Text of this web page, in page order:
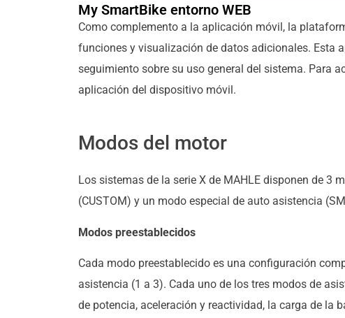
My SmartBike entorno WEB
Como complemento a la aplicación móvil, la
funciones y visualización de datos adicionales. Esta
seguimiento sobre su uso general del sistema. Para
aplicación del dispositivo móvil.
Modos del motor
Los sistemas de la serie X de MAHLE disponen de 3
(CUSTOM) y un modo especial de auto asistencia
Modos preestablecidos
Cada modo preestablecido es una configuración
asistencia (1 a 3). Cada uno de los tres modos de
de potencia, aceleración y reactividad, la carga de la